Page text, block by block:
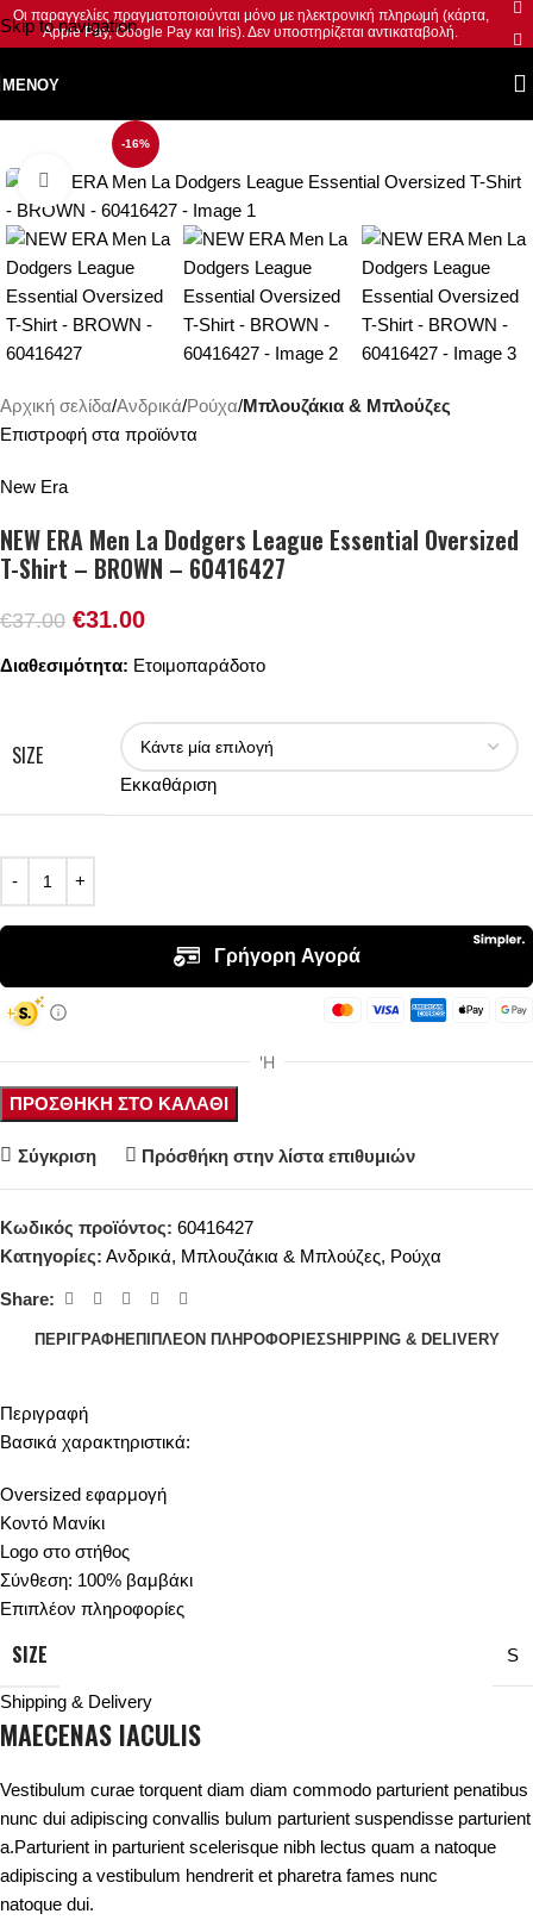
Skip to navigation
Skip to main content
Οι παραγγελίες πραγματοποιούνται μόνο με ηλεκτρονική πληρωμή (κάρτα,
Apple Pay, Google Pay και Iris). Δεν υποστηρίζεται αντικαταβολή.
ΜΕΝΟΎ
-16%
Κλικ για μεγέθυνση
Αρχική σελίδα Ανδρικά Ρούχα Μπλουζάκια & Μπλούζες
Επιστροφή στα προϊόντα
New Era
NEW ERA Men La Dodgers League Essential Oversized
T-Shirt – BROWN – 60416427
€37.00 €31.00
Διαθεσιμότητα: Ετοιμοπαράδοτο
SIZE
Εκκαθάριση
ΠΡΟΣΘΉΚΗ ΣΤΟ ΚΑΛΆΘΙ
Σύγκριση Πρόσθήκη στην λίστα επιθυμιών
Κωδικός προϊόντος: 60416427
Κατηγορίες: Ανδρικά, Μπλουζάκια & Μπλούζες, Ρούχα
Share:
ΠΕΡΙΓΡΑΦΉΕΠΙΠΛΈΟΝ ΠΛΗΡΟΦΟΡΊΕΣSHIPPING & DELIVERY
Περιγραφή
Βασικά χαρακτηριστικά:
Oversized εφαρμογή
Κοντό Μανίκι
Logo στο στήθος
Σύνθεση: 100% βαμβάκι
Επιπλέον πληροφορίες
SIZE S
Shipping & Delivery
MAECENAS IACULIS
Vestibulum curae torquent diam diam commodo parturient penatibus
nunc dui adipiscing convallis bulum parturient suspendisse parturient
a.Parturient in parturient scelerisque nibh lectus quam a natoque
adipiscing a vestibulum hendrerit et pharetra fames nunc
natoque dui.